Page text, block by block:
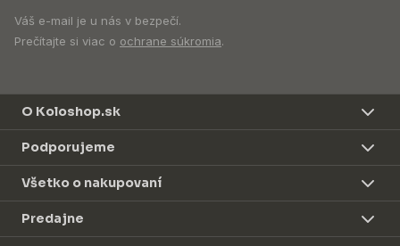
Váš e-mail je u nás v bezpečí.
Prečítajte si viac o ochrane súkromia.
O Koloshop.sk
Podporujeme
Všetko o nakupovaní
Predajne